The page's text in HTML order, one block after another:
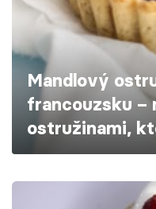
Škola vaření
Recepty z TV
Speciál: Cuketa
Těhotnej kuchař
Mandlový
francouzsku –
ostružinami,